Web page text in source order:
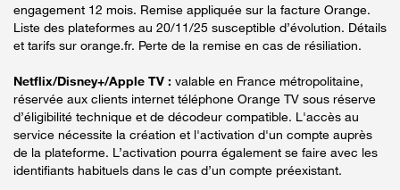
engagement 12 mois. Remise appliquée sur la facture Orange.
Liste des plateformes au 20/11/25 susceptible d’évolution. Détails
et tarifs sur orange.fr. Perte de la remise en cas de résiliation.
Netflix/Disney+/Apple TV : valable en France métropolitaine,
réservée aux clients internet téléphone Orange TV sous réserve
d’éligibilité technique et de décodeur compatible. L'accès au
service nécessite la création et l'activation d'un compte auprès
de la plateforme. L’activation pourra également se faire avec les
identifiants habituels dans le cas d’un compte préexistant.